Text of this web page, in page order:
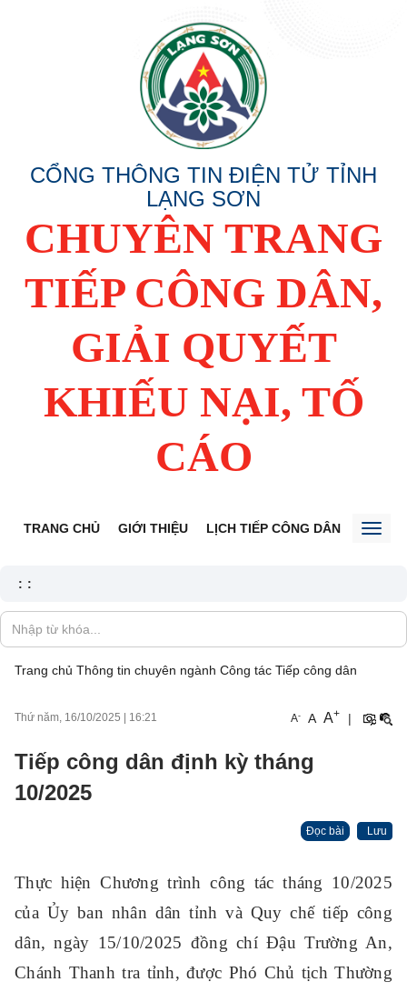
CỔNG THÔNG TIN ĐIỆN TỬ TỈNH
LẠNG SƠN
CHUYÊN TRANG
TIẾP CÔNG DÂN,
GIẢI QUYẾT
KHIẾU NẠI, TỐ
CÁO
TRANG CHỦ GIỚI THIỆU LỊCH TIẾP CÔNG DÂN TIN
: :
Trang chủ Thông tin chuyên ngành Công tác Tiếp công dân
Thứ năm, 16/10/2025 16:21 A- A A+ |
Tiếp công dân định kỳ tháng
10/2025
Đọc bài Lưu
Thực hiện Chương trình công tác tháng 10/2025
của Ủy ban nhân dân tỉnh và Quy chế tiếp công
dân, ngày 15/10/2025 đồng chí Đậu Trường An,
Chánh Thanh tra tỉnh, được Phó Chủ tịch Thường